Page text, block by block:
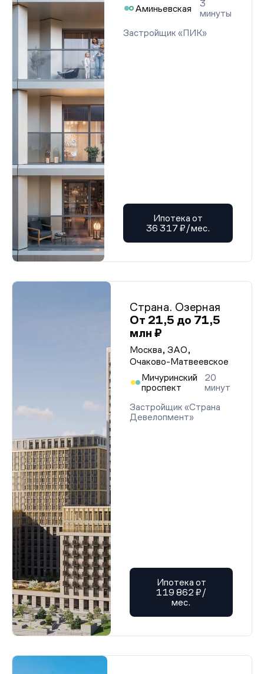
Аминьевская
3
минуты
Застройщик «ПИК»
Ипотека от
36 317 ₽/мес.
Страна. Озерная
От 21,5 до 71,5
млн ₽
Москва, ЗАО,
Очаково-Матвеевское
Мичуринский
проспект
20
минут
Застройщик «Страна
Девелопмент»
Ипотека от
119 862 ₽/
мес.